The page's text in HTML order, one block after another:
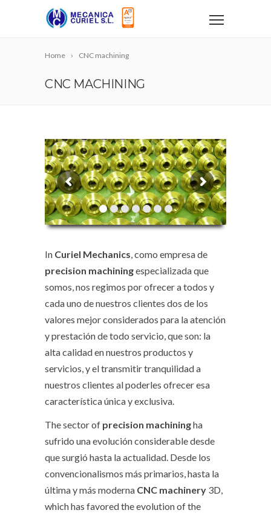
Home CNC machining
CNC MACHINING
In Curiel Mechanics, como empresa de
precision machiningespecializada que
somos, nos regimos por ofrecer a todos y
cada uno de nuestros clientes dos de los
valores mejor considerados para la atención
y prestación de todo servicio, que son: la
alta calidad en nuestros productos y
servicios, y el transmitir tranquilidad a
nuestros clientes al poderles ofrecer esa
característica única y exclusiva.
The sector of precision machiningha
sufrido una evolución considerable desde
que surgió hasta la actualidad. Desde los
convencionalismos más primarios, hasta la
última y más moderna CNC machinery 3D,
which has favored the evolution of the